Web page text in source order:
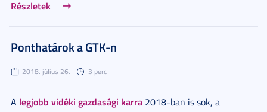
Részletek
Ponthatárok a GTK-n
2018. július 26. 3 perc
A legjobb vidéki gazdasági karra 2018-ban is sok, a